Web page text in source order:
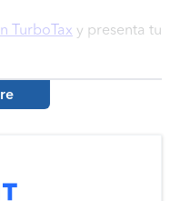
TurboTax y presenta tu